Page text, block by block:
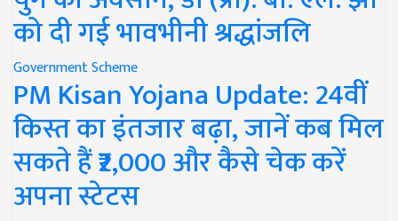
को दी गई भावभीनी श्रद्धांजलि
Government Scheme
PM Kisan Yojana Update: 24वीं
किस्त का इंतजार बढ़ा, जानें कब मिल
सकते हैं ₹2,000 और कैसे चेक करें
अपना स्टेटस